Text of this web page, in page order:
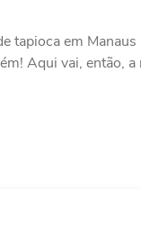
tapioca em Manaus
Aqui vai, então,